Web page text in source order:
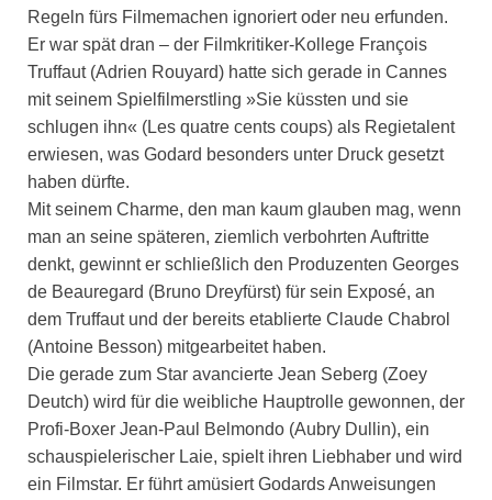
Regeln fürs Filmemachen ignoriert oder neu erfunden.
Er war spät dran – der Filmkritiker-Kollege François
Truffaut (Adrien Rouyard) hatte sich gerade in Cannes
mit seinem Spielfilmerstling »Sie küssten und sie
schlugen ihn« (Les quatre cents coups) als Regietalent
erwiesen, was Godard besonders unter Druck gesetzt
haben dürfte.
Mit seinem Charme, den man kaum glauben mag, wenn
man an seine späteren, ziemlich verbohrten Auftritte
denkt, gewinnt er schließlich den Produzenten Georges
de Beauregard (Bruno Dreyfürst) für sein Exposé, an
dem Truffaut und der bereits etablierte Claude Chabrol
(Antoine Besson) mitgearbeitet haben.
Die gerade zum Star avancierte Jean Seberg (Zoey
Deutch) wird für die weibliche Hauptrolle gewonnen, der
Profi-Boxer Jean-Paul Belmondo (Aubry Dullin), ein
schauspielerischer Laie, spielt ihren Liebhaber und wird
ein Filmstar. Er führt amüsiert Godards Anweisungen